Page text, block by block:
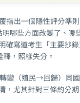
指出一個隱性評分準
哪些方面改變了、哪
確寫道考生「主要抄
，照樣失分。
變（殖民→回歸）同
，尤其針對三條約分